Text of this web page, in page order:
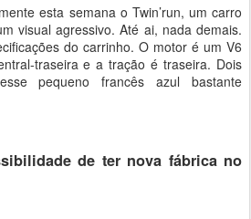
esta semana o Twin’run, um carro
visual agressivo. Até ai, nada demais.
do carrinho. O motor é um V6
traseira e a tração é traseira. Dois
pequeno francês azul bastante
de ter nova fábrica no